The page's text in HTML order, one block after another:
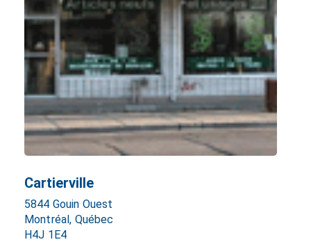
Cartierville
5844 Gouin Ouest
Montréal, Québec
H4J 1E4